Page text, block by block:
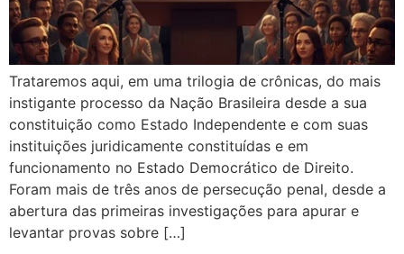
Trataremos aqui, em uma trilogia de crônicas, do mais
instigante processo da Nação Brasileira desde a sua
constituição como Estado Independente e com suas
instituições juridicamente constituídas e em
funcionamento no Estado Democrático de Direito.
Foram mais de três anos de persecução penal, desde a
abertura das primeiras investigações para apurar e
levantar provas sobre […]